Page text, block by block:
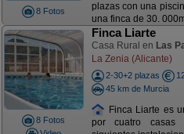
8 Fotos
plazas con una
una finca de 30.
8 Fotos
Finca Liarte
Casa Rural en Las
La Zenia (Alicante)
2-30+2 plazas
45 km de Murcia
Finca Liarte es
por cuatro casas